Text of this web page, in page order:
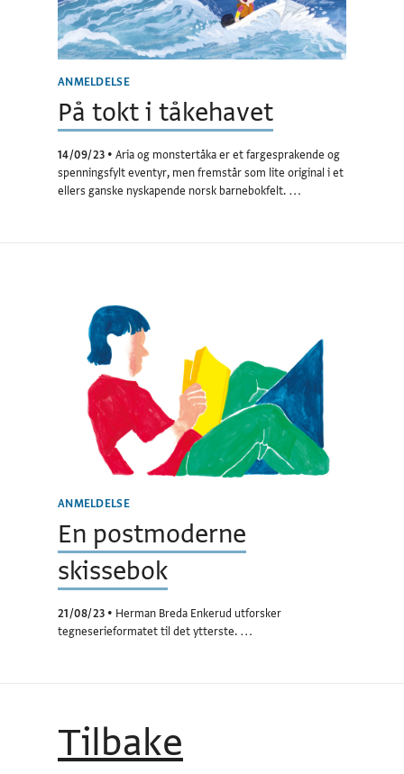
ANMELDELSE
På tokt i tåkehavet
14/09/23 • Aria og monstertåka er et fargesprakende og
spenningsfylt eventyr, men fremstår som lite original i et
ellers ganske nyskapende norsk barnebokfelt. …
ANMELDELSE
En postmoderne
skissebok
21/08/23 • Herman Breda Enkerud utforsker
tegneserieformatet til det ytterste. …
Tilbake